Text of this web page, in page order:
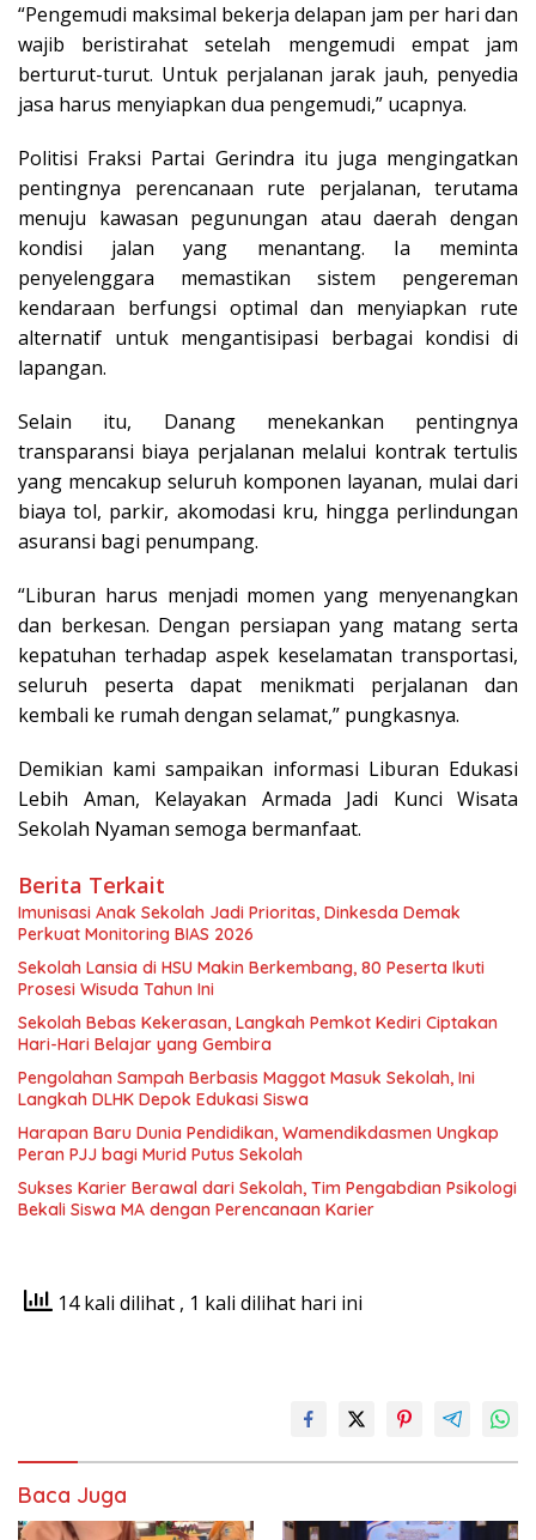
“Pengemudi maksimal bekerja delapan jam per hari dan
wajib beristirahat setelah mengemudi empat jam
berturut-turut. Untuk perjalanan jarak jauh, penyedia
jasa harus menyiapkan dua pengemudi,” ucapnya.
Politisi Fraksi Partai Gerindra itu juga mengingatkan
pentingnya perencanaan rute perjalanan, terutama
menuju kawasan pegunungan atau daerah dengan
kondisi jalan yang menantang. Ia meminta
penyelenggara memastikan sistem pengereman
kendaraan berfungsi optimal dan menyiapkan rute
alternatif untuk mengantisipasi berbagai kondisi di
lapangan.
Selain itu, Danang menekankan pentingnya
transparansi biaya perjalanan melalui kontrak tertulis
yang mencakup seluruh komponen layanan, mulai dari
biaya tol, parkir, akomodasi kru, hingga perlindungan
asuransi bagi penumpang.
“Liburan harus menjadi momen yang menyenangkan
dan berkesan. Dengan persiapan yang matang serta
kepatuhan terhadap aspek keselamatan transportasi,
seluruh peserta dapat menikmati perjalanan dan
kembali ke rumah dengan selamat,” pungkasnya.
Demikian kami sampaikan informasi Liburan Edukasi
Lebih Aman, Kelayakan Armada Jadi Kunci Wisata
Sekolah Nyaman semoga bermanfaat.
Berita Terkait
Imunisasi Anak Sekolah Jadi Prioritas, Dinkesda Demak
Perkuat Monitoring BIAS 2026
Sekolah Lansia di HSU Makin Berkembang, 80 Peserta Ikuti
Prosesi Wisuda Tahun Ini
Sekolah Bebas Kekerasan, Langkah Pemkot Kediri Ciptakan
Hari-Hari Belajar yang Gembira
Pengolahan Sampah Berbasis Maggot Masuk Sekolah, Ini
Langkah DLHK Depok Edukasi Siswa
Harapan Baru Dunia Pendidikan, Wamendikdasmen Ungkap
Peran PJJ bagi Murid Putus Sekolah
Sukses Karier Berawal dari Sekolah, Tim Pengabdian Psikologi
Bekali Siswa MA dengan Perencanaan Karier
14 kali dilihat , 1 kali dilihat hari ini
Baca Juga